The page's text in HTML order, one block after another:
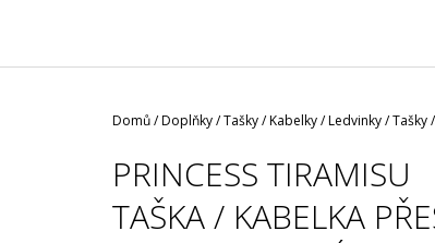
Domů/Doplňky/Tašky / Kabelky / Ledvinky/Tašky/
PRINCESS TIRAMISU
TAŠKA / KABELKA